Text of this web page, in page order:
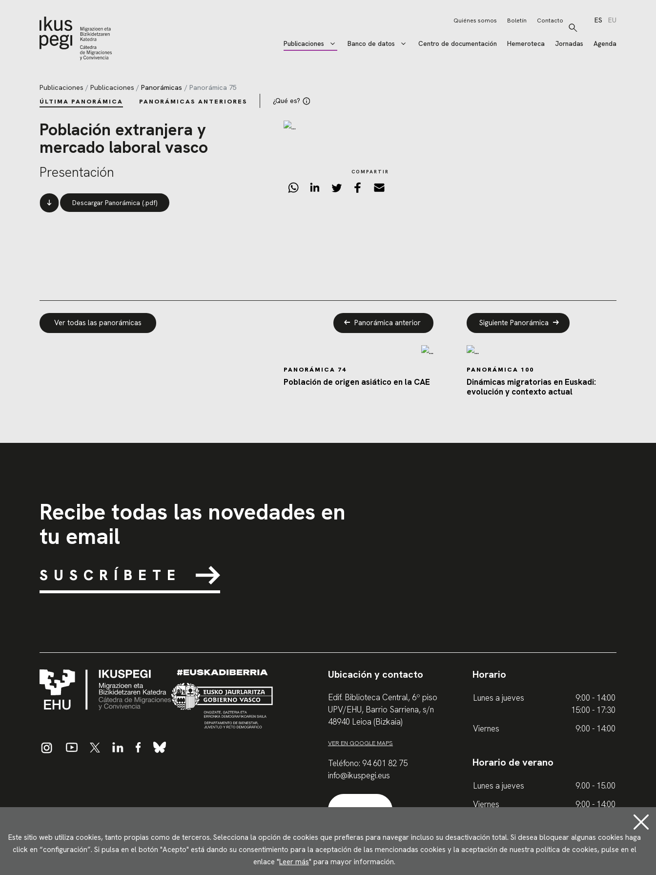
Ir directamente al contenido
Buscar
ES EU
Publicaciones Banco de datos Centro de documentación Hemeroteca Jornadas Agenda
Quiénes somos Boletín Contacto
Publicaciones Publicaciones Panorámicas Panorámica 75
ÚLTIMA PANORÁMICA PANORÁMICAS ANTERIORES ¿Qué es?
Población extranjera y
mercado laboral vasco
Presentación
Descargar Panorámica (.pdf)
COMPARTIR
Panorámica anterior
PANORÁMICA 74
Población de origen asiático en la CAE
Siguiente Panorámica
PANORÁMICA 100
Dinámicas migratorias en Euskadi:
evolución y contexto actual
Ver todas las panorámicas
Recibe todas las novedades en
tu email
SUSCRÍBETE
Ubicación y contacto
Edif. Biblioteca Central, 6º piso
UPV/EHU, Barrio Sarriena, s/n
48940 Leioa (Bizkaia)
VER EN GOOGLE MAPS
Teléfono: 94 601 82 75
info@ikuspegi.eus
Contactar
Horario
Lunes a jueves
9:00 - 14:00
15:00 - 17:30
Viernes
9:00 - 14:00
Horario de verano
Lunes a jueves
9.00 - 15.00
Viernes
9:00 - 14:00
Este sitio web utiliza cookies, tanto propias como de terceros. Selecciona la opción de cookies que prefieras para navegar incluso su desactivación total. Si desea bloquear algunas cookies haga
click en “configuración”. Si pulsa en el botón "Acepto" está dando su consentimiento para la aceptación de las mencionadas cookies y la aceptación de nuestra política de cookies, pulse en el
enlace "Leer más" para mayor información.